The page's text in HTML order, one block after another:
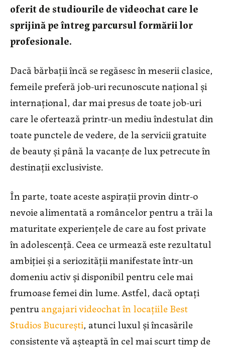
oferit de studiourile de videochat care le
sprijină pe întreg parcursul formării lor
profesionale.
Dacă bărbații încă se regăsesc în meserii clasice,
femeile preferă job-uri recunoscute național și
internațional, dar mai presus de toate job-uri
care le ofertează printr-un mediu îndestulat din
toate punctele de vedere, de la servicii gratuite
de beauty și până la vacanțe de lux petrecute în
destinații exclusiviste.
În parte, toate aceste aspirații provin dintr-o
nevoie alimentată a româncelor pentru a trăi la
maturitate experiențele de care au fost private
în adolescență. Ceea ce urmează este rezultatul
ambiției și a seriozității manifestate într-un
domeniu activ și disponibil pentru cele mai
frumoase femei din lume. Astfel, dacă optați
pentruangajari videochat în locațiile Best
Studios București, atunci luxul și încasările
consistente vă așteaptă în cel mai scurt timp de